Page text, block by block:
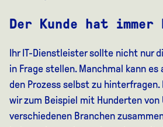
Der Kunde hat immer
Ihr IT-Dienstleister sollte nicht nur
in Frage stellen. Manchmal kann
den Prozess selbst zu hinterfragen.
wir zum Beispiel mit Hunderten
verschiedenen Branchen